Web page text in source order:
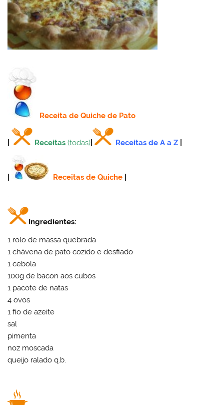
Receitade Quiche de Pato
Receitas (todas) Receitas de A a Z
Receitas de Quiche
.
Ingredientes:
1 rolo de massa quebrada
1 chávena de pato cozido e desfiado
1 cebola
100g de bacon aos cubos
1 pacote de natas
4 ovos
1 fio de azeite
sal
pimenta
noz moscada
queijo ralado q.b.